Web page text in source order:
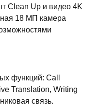
Clean Up и видео 4K
18 МП камера
функций: Call
Translation, Writing
связь.